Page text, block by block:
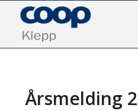
Årsmelding